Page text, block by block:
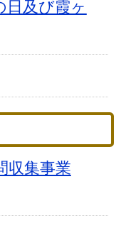
日及び霞ヶ
収集事業